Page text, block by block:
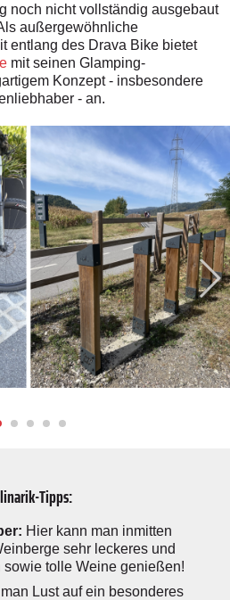
noch nicht vollständig ausgebaut
außergewöhnliche
entlang des Drava Bike bietet
mit seinen Glamping-
Konzept - insbesondere
- an.
Tipps:
Hier kann man inmitten
sehr leckeres und
tolle Weine genießen!
Lust auf ein besonderes